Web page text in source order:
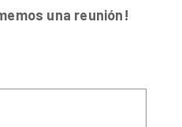
una reunión!